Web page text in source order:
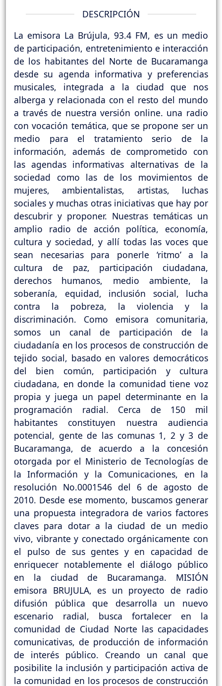
DESCRIPCIÓN
La emisora La Brújula, 93.4 FM, es un medio
de participación, entretenimiento e interacción
de los habitantes del Norte de Bucaramanga
desde su agenda informativa y preferencias
musicales, integrada a la ciudad que nos
alberga y relacionada con el resto del mundo
a través de nuestra versión online. una radio
con vocación temática, que se propone ser un
medio para el tratamiento serio de la
información, además de comprometido con
las agendas informativas alternativas de la
sociedad como las de los movimientos de
mujeres, ambientalistas, artistas, luchas
sociales y muchas otras iniciativas que hay por
descubrir y proponer. Nuestras temáticas un
amplio radio de acción política, economía,
cultura y sociedad, y allí todas las voces que
sean necesarias para ponerle ‘ritmo’ a la
cultura de paz, participación ciudadana,
derechos humanos, medio ambiente, la
soberanía, equidad, inclusión social, lucha
contra la pobreza, la violencia y la
discriminación. Como emisora comunitaria,
somos un canal de participación de la
ciudadanía en los procesos de construcción de
tejido social, basado en valores democráticos
del bien común, participación y cultura
ciudadana, en donde la comunidad tiene voz
propia y juega un papel determinante en la
programación radial. Cerca de 150 mil
habitantes constituyen nuestra audiencia
potencial, gente de las comunas 1, 2 y 3 de
Bucaramanga, de acuerdo a la concesión
otorgada por el Ministerio de Tecnologías de
la Información y la Comunicaciones, en la
resolución No.0001546 del 6 de agosto de
2010. Desde ese momento, buscamos generar
una propuesta integradora de varios factores
claves para dotar a la ciudad de un medio
vivo, vibrante y conectado orgánicamente con
el pulso de sus gentes y en capacidad de
enriquecer notablemente el diálogo público
en la ciudad de Bucaramanga. MISIÓN
emisora BRUJULA, es un proyecto de radio
difusión pública que desarrolla un nuevo
escenario radial, busca fortalecer en la
comunidad de Ciudad Norte las capacidades
comunicativas, de producción de información
de interés público. Creando un canal que
posibilite la inclusión y participación activa de
la comunidad en los procesos de construcción